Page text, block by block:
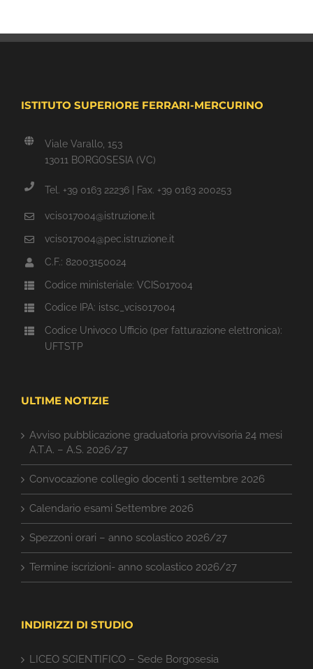
ISTITUTO SUPERIORE FERRARI-MERCURINO
Viale Varallo, 153
13011 BORGOSESIA (VC)
Tel. +39 0163 22236 | Fax. +39 0163 200253
vcis017004@istruzione.it
vcis017004@pec.istruzione.it
C.F.: 82003150024
Codice ministeriale: VCIS017004
Codice IPA: istsc_vcis017004
Codice Univoco Ufficio (per fatturazione elettronica):
UFTSTP
ULTIME NOTIZIE
Avviso pubblicazione graduatoria provvisoria 24 mesi
A.T.A. – A.S. 2026/27
Convocazione collegio docenti 1 settembre 2026
Calendario esami Settembre 2026
Spezzoni orari – anno scolastico 2026/27
Termine iscrizioni- anno scolastico 2026/27
INDIRIZZI DI STUDIO
LICEO SCIENTIFICO – Sede Borgosesia